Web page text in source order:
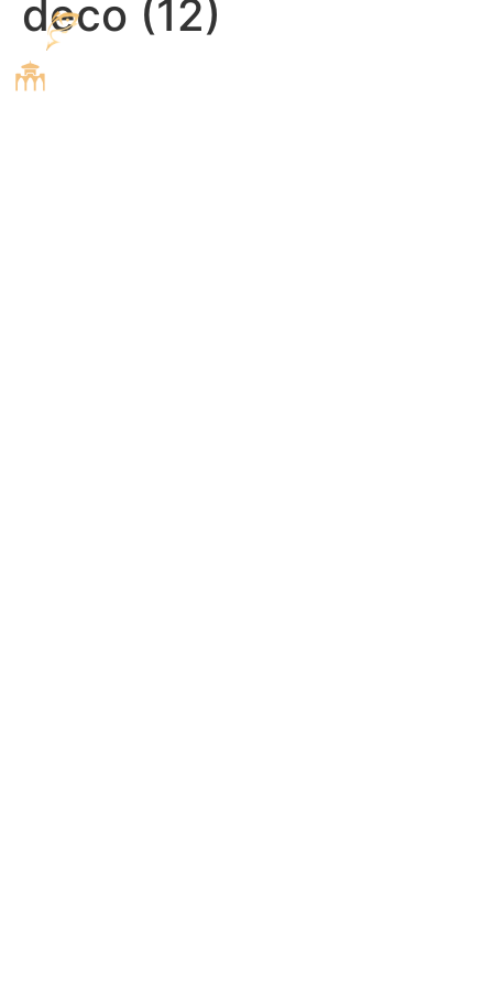
deco (12)